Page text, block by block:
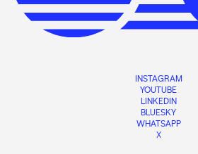
INSTAGRAM
YOUTUBE
LINKEDIN
BLUESKY
WHATSAPP
X